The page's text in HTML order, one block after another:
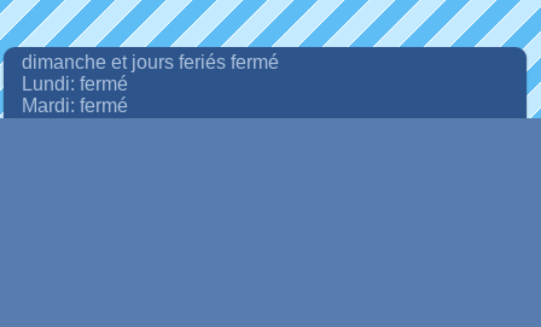
dimanche et jours feriés fermé
Lundi: fermé
Mardi: fermé